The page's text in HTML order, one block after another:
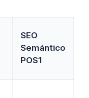
SEO
Semántico
POS1